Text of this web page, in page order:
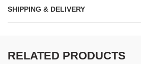
SHIPPING & DELIVERY
RELATED PRODUCTS